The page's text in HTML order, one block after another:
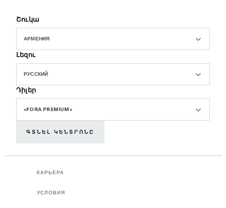
Շուկա
АРМЕНИЯ
Լեզու
РУССКИЙ
Դիլեր
«FORA PREMIUM»
ԳՏՆԵԼ ԿԵՆՏՐՈՆԸ
КАРЬЕРА
УСЛОВИЯ